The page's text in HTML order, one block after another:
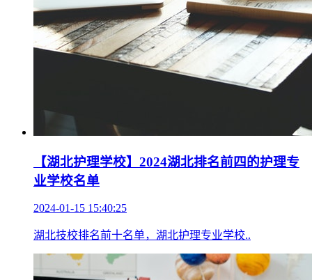
【湖北护理学校】2024湖北排名前四的护理专
业学校名单
2024-01-15 15:40:25
湖北技校排名前十名单，湖北护理专业学校..